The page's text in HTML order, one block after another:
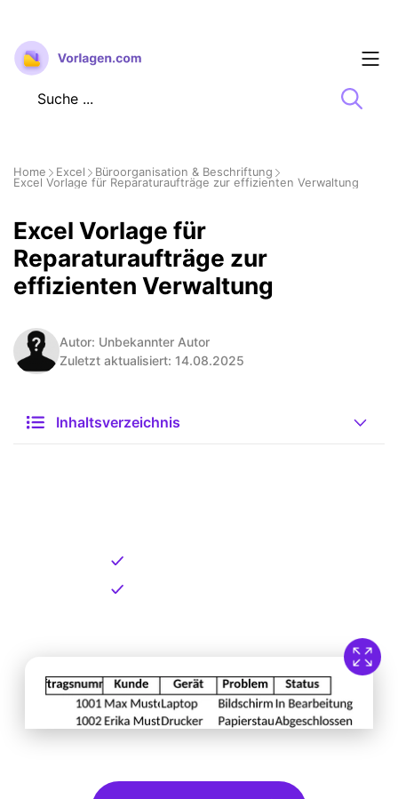
Zum
Inhalt
springen
Home Excel
Büroorganisation & Beschriftung
Excel Vorlage für Reparaturaufträge zur effizienten Verwaltung
Excel Vorlage für
Reparaturaufträge zur
effizienten Verwaltung
Autor: Unbekannter Autor
Zuletzt aktualisiert: 14.08.2025
Inhaltsverzeichnis